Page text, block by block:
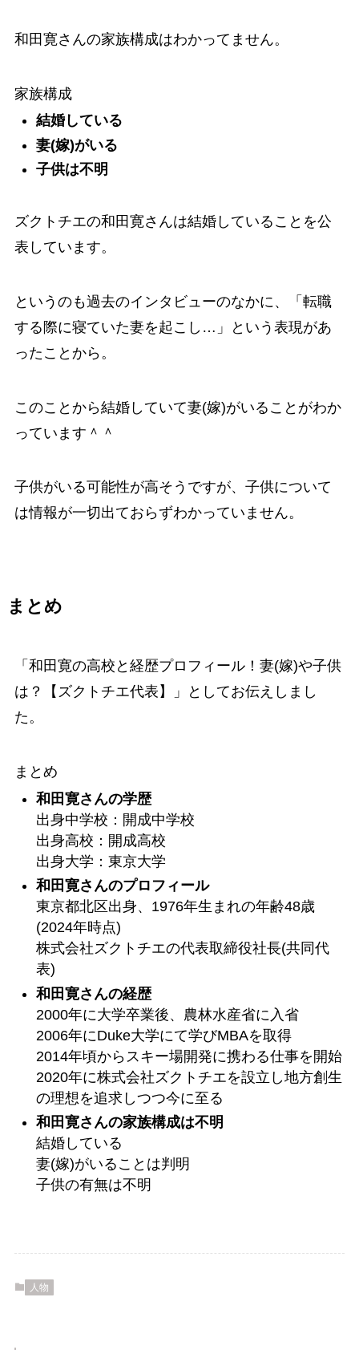
和田寛さんの家族構成はわかってません。
家族構成
結婚している
妻(嫁)がいる
子供は不明
ズクトチエの和田寛さんは結婚していることを公
表しています。
というのも過去のインタビューのなかに、「転職
する際に寝ていた妻を起こし…」という表現があ
ったことから。
このことから結婚していて妻(嫁)がいることがわか
っています＾＾
子供がいる可能性が高そうですが、子供について
は情報が一切出ておらずわかっていません。
まとめ
「 和田寛の高校と経歴プロフィール！妻(嫁)や子供
は？【ズクトチエ代表】
」としてお伝えしまし
た。
まとめ
和田寛さんの学歴
出身中学校：開成中学校
出身高校：開成高校
出身大学：東京大学
和田寛さんのプロフィール
東京都北区出身、1976年生まれの年齢48歳
(2024年時点)
株式会社ズクトチエの代表取締役社長(共同代
表)
和田寛さんの経歴
2000年に大学卒業後、農林水産省に入省
2006年にDuke大学にて学びMBAを取得
2014年頃からスキー場開発に携わる仕事を開始
2020年に株式会社ズクトチエを設立し地方創生
の理想を追求しつつ今に至る
和田寛さんの家族構成は不明
結婚している
妻(嫁)がいることは判明
子供の有無は不明
人物